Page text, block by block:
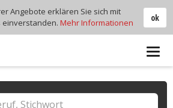
ok
Angebote erklären Sie sich mit
einverstanden. Mehr Informationen